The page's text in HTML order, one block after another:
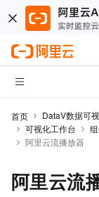
首页 DataV数据可
可视化工作台
阿里云流播放器
阿里云流